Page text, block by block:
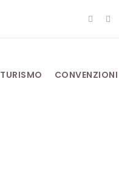
TURISMO CONVENZIONI